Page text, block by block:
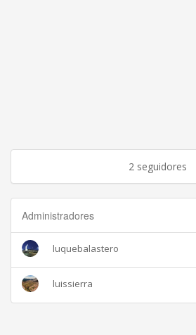
2 seguidores
Administradores
luquebalastero
luissierra